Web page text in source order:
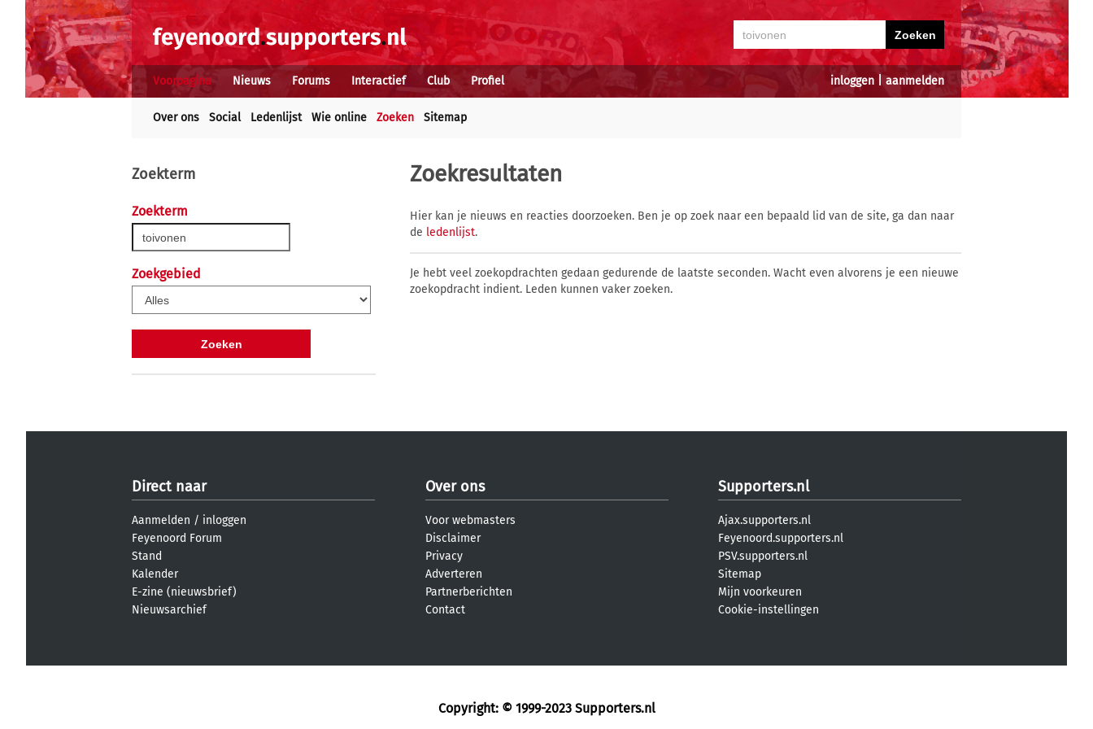
inloggen aanmelden
Voorpagina Nieuws Forums Interactief Club Profiel
Over ons Social Ledenlijst Wie online Zoeken Sitemap
Zoekterm
Zoekterm
Zoekgebied
Zoekresultaten
Hier kan je nieuws en reacties doorzoeken. Ben je op zoek naar een bepaald lid van de site, ga dan naar
de ledenlijst.
Je hebt veel zoekopdrachten gedaan gedurende de laatste seconden. Wacht even alvorens je een nieuwe
zoekopdracht indient. Leden kunnen vaker zoeken.
Direct naar
Aanmelden / inloggen
Feyenoord Forum
Stand
Kalender
E-zine (nieuwsbrief)
Nieuwsarchief
Over ons
Voor webmasters
Disclaimer
Privacy
Adverteren
Partnerberichten
Contact
Supporters.nl
Ajax.supporters.nl
Feyenoord.supporters.nl
PSV.supporters.nl
Sitemap
Mijn voorkeuren
Cookie-instellingen
Copyright: © 1999-2023 Supporters.nl